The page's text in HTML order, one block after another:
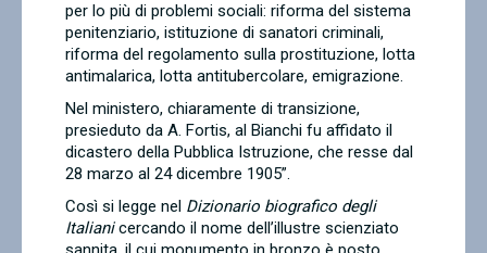
per lo più di problemi sociali: riforma del sistema
penitenziario, istituzione di sanatori criminali,
riforma del regolamento sulla prostituzione, lotta
antimalarica, lotta antitubercolare, emigrazione.
Nel ministero, chiaramente di transizione,
presieduto da A. Fortis, al Bianchi fu affidato il
dicastero della Pubblica Istruzione, che resse dal
28 marzo al 24 dicembre 1905”.
Così si legge nel Dizionario biografico degli
Italianicercando il nome dell’illustre scienziato